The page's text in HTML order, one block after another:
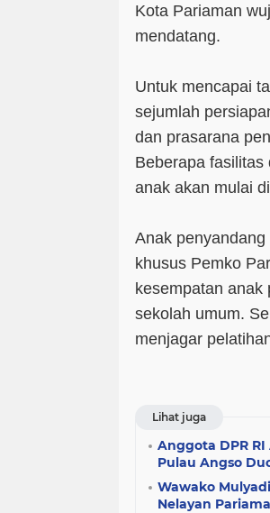
Kota Pariaman
mendatang.
Untuk mencapai
sejumlah
dan prasarana
Beberapa fasilitas
anak akan mulai
Anak
khusus Pemko
kesempatan anak
sekolah umum.
menjagar
Lihat juga
Anggota DPR
Pulau Angso
Wawako
Nelayan